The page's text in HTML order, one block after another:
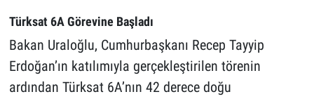
Türksat 6A Görevine Başladı
Bakan Uraloğlu, Cumhurbaşkanı Recep Tayyip
Erdoğan’ın katılımıyla gerçekleştirilen törenin
ardından Türksat 6A’nın 42 derece doğu